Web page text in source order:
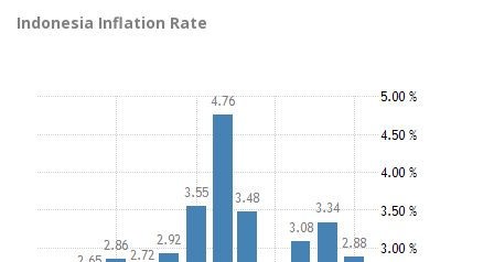
Indonesia Inflation Rate